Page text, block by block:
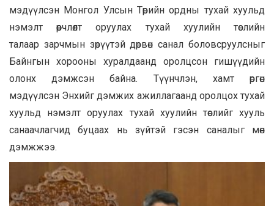
мэдүүлсэн Монгол Улсын Төрийн ордны тухай хуульд
нэмэлт өөрчлөлт оруулах тухай хуулийн төслийн
талаар зарчмын зөрүүтэй дөрвөн санал боловсруулсныг
Байнгын хорооны хуралдаанд оролцсон гишүүдийн
олонх дэмжсэн байна. Түүнчлэн, хамт өргөн
мэдүүлсэн Энхийг дэмжих ажиллагаанд оролцох тухай
хуульд нэмэлт оруулах тухай хуулийн төслийг хууль
санаачлагчид буцаах нь зүйтэй гэсэн саналыг мөн
дэмжжээ.